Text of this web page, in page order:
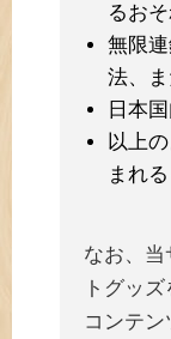
るお
無限
法、
日本
以上
まれ
なお、
トグッ
コンテ